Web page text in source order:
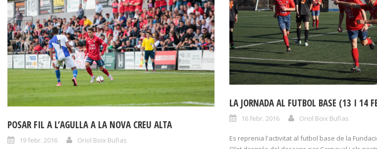
POSAR FIL A L’AGULLA A LA NOVA CREU ALTA
19 febr. 2016 Oriol Boix Bufias
LA JORNADA AL FUTBOL BASE (13 I 14
16 febr. 2016 Oriol Boix Bufias
Es reprenia l'activitat al futbol base de la